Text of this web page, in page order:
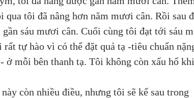
qua tôi đã nâng hơn năm mươi cân. Rồi sau
sáu mươi cân. Cuối cùng tôi đạt tới sáu
rất tự hào vì có thể đặt quả tạ -tiêu chuẩn
ở mỗi bên thanh tạ. Tôi không còn xấu hổ khi
còn nhiều điều, nhưng tôi sẽ kể sau trong